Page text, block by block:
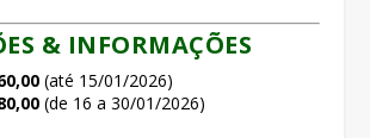
& INFORMAÇÕES
(até 15/01/2026)
(de 16 a 30/01/2026)